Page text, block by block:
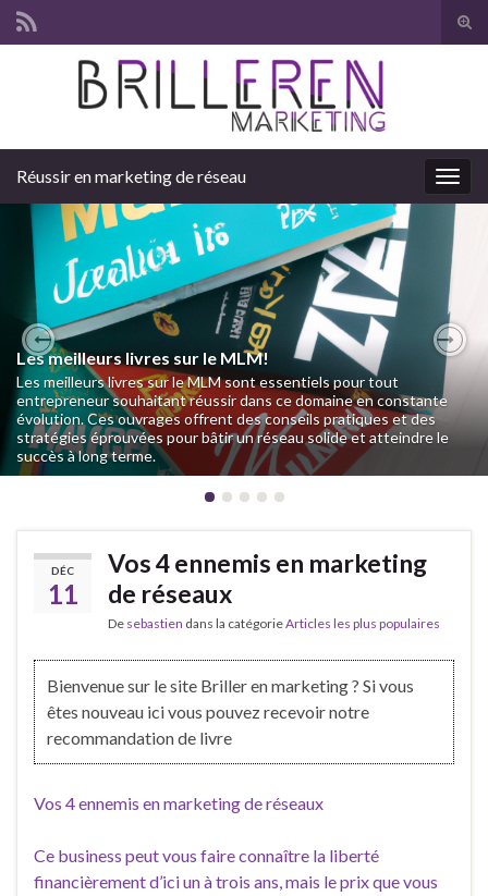
Search for:
Réussir en marketing de réseau
Les meilleurs livres sur le MLM!
Les meilleurs livres sur le MLM sont essentiels pour tout
entrepreneur souhaitant réussir dans ce domaine en constante
évolution. Ces ouvrages offrent des conseils pratiques et des
stratégies éprouvées pour bâtir un réseau solide et atteindre le
succès à long terme.
Previous
DÉC
11
Vos 4 ennemis en marketing
de réseaux
De sebastien dans la catégorieArticles les plus populaires
Bienvenue sur le site Briller en marketing ? Si vous
êtes nouveau ici vous pouvez recevoir notre
recommandation de livre
Vos 4 ennemis en marketing de réseaux
Ce business peut vous faire connaître la liberté
financièrement d’ici un à trois ans, mais le prix que vous